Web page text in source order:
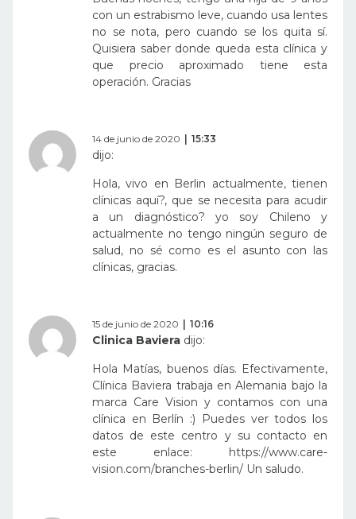
con un estrabismo leve, cuando usa lentes
no se nota, pero cuando se los quita sí.
Quisiera saber donde queda esta clínica y
que precio aproximado tiene esta
operación. Gracias
14 de junio de 2020 15:33
dijo:
Hola, vivo en Berlin actualmente, tienen
clínicas aquí?, que se necesita para acudir
a un diagnóstico? yo soy Chileno y
actualmente no tengo ningún seguro de
salud, no sé como es el asunto con las
clínicas, gracias.
15 de junio de 2020 10:16
Clinica Baviera dijo:
Hola Matías, buenos días. Efectivamente,
Clínica Baviera trabaja en Alemania bajo la
marca Care Vision y contamos con una
clínica en Berlín :) Puedes ver todos los
datos de este centro y su contacto en
este enlace: https://www.care-
vision.com/branches-berlin/ Un saludo.